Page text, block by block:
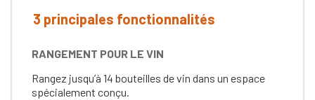
3 principales fonctionnalités
RANGEMENT POUR LE VIN
Rangez jusqu’à 14 bouteilles de vin dans un espace
spécialement conçu.